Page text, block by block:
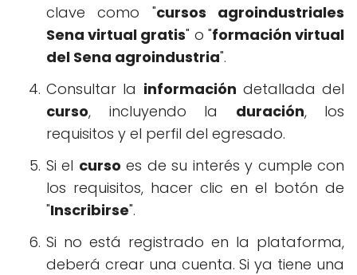
clave como "cursos agroindustriales
Sena virtual gratis" o "formación virtual
del Sena agroindustria".
Consultar la información detallada del
curso, incluyendo la duración, los
requisitos y el perfil del egresado.
Si el curso es de su interés y cumple con
los requisitos, hacer clic en el botón de
"Inscribirse".
Si no está registrado en la plataforma,
deberá crear una cuenta. Si ya tiene una